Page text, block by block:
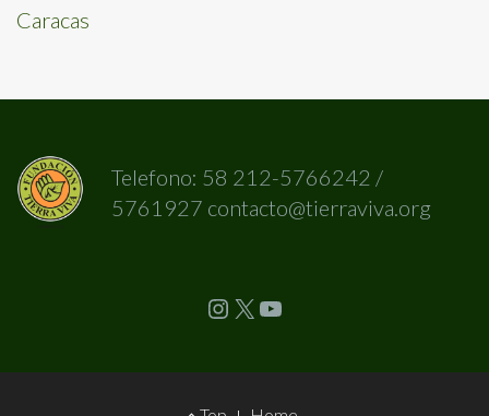
Caracas
Telefono: 58 212-5766242 /
5761927 contacto@tierraviva.org
Instagram X YouTube